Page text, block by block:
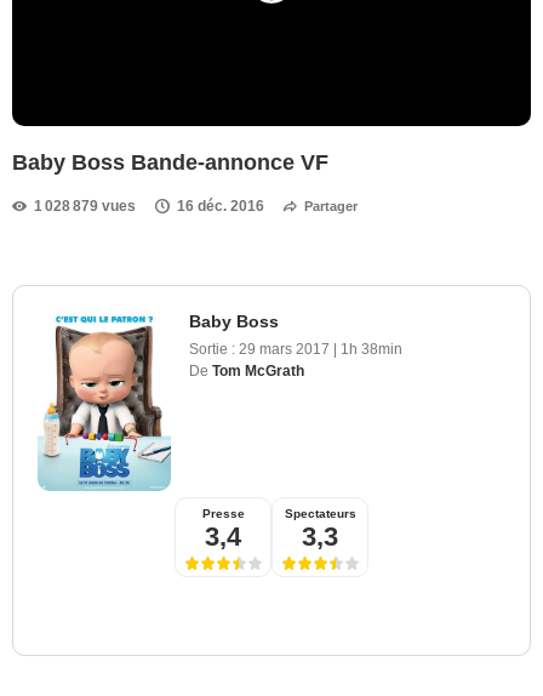
Baby Boss Bande-annonce VF
1 028 879 vues 16 déc. 2016 Partager
Baby Boss
Sortie : 29 mars 2017 | 1h 38min
De Tom McGrath
Presse
3,4
Spectateurs
3,3